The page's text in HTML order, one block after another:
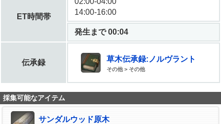
ET時間帯
14:00-16:00
発生まで 00:04
伝承録 草木伝承録:ノルヴラント
その他 > その他
採集可能なアイテム
サンダルウッド原木